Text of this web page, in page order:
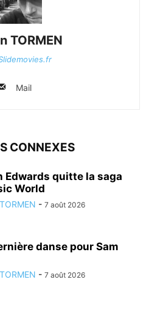
TORMEN
Mail
CONNEXES
Edwards quitte la saga
World
- 7 août 2026
danse pour Sam
- 7 août 2026